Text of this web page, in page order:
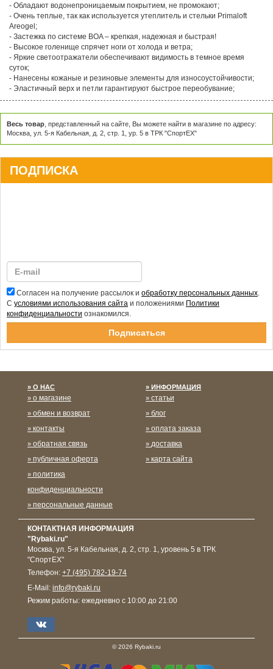
- Обладают водонепроницаемым покрытием, не промокают;
- Очень теплые, так как используется утеплитель и стельки Primaloft
Areogel;
- Застежка по системе BOA – крепкая, надежная и быстрая!
- Высокое голенище спрячет ноги от холода и ветра;
- Яркие светоотражатели обеспечивают видимость в темное время
суток;
- Нанесены кожаные и резиновые элементы для износоустойчивости;
- Эластичный верх и петли гарантируют быстрое переобувание;
Весь товар , представленный на сайте, Вы можете найти в магазине по адресу:
Москва, ул. 5-я Кабельная, д. 2, стр. 1, ур. 5 в ТРК "СпортЕХ"
ПОДПИСКА
Согласен на получение рассылок и обработку персональных данных
С условиями использования сайта и положениями Политики
конфиденциальности ознакомился.
О НАС
о магазине
обмен и возврат
контакты
обратная связь
публичная оферта
политика
конфиденциальности
персональные данные
ИНФОРМАЦИЯ
статьи
блог
оплата заказа
доставка
карта сайта
КОНТАКТНАЯ ИНФОРМАЦИЯ
"Rybaki.ru"
Москва, ул. 5-я Кабельная, д. 2, стр. 1, уровень 5 в ТРК
"СпортЕХ"
Телефон: +7 (495) 782-19-74
E-Mail: info@rybaki.ru
Режим работы: ежедневно с 10:00 до 21:00
© 2026 Rybaki.ru